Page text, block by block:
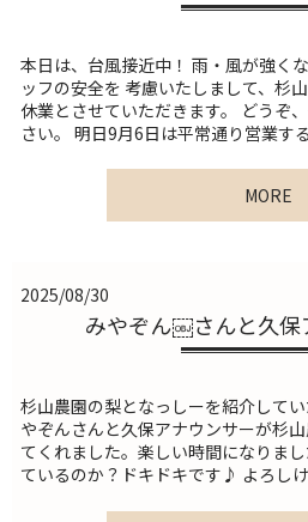
本日は、台風接近中！ 雨・風が強く
ッフの安全を 考慮いたしまして、杉
休業とさせていただきます。 どうぞ
さい。 明日9月6日は平常通り営業す
MORE
2025/08/30
みやぞん￼さんと久
杉山農園の梨となっしーを紹介して
やぞんさんと久保アナウンサーが杉
てくれました。楽しい時間になりま
ているのか？ドキドキです♪ よろし